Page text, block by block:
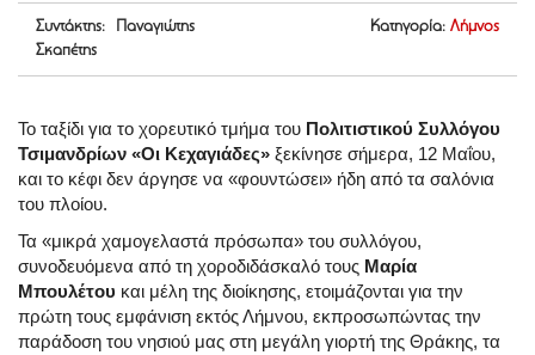
Συντάκτης: Παναγιώτης
Σκαπέτης
Κατηγορία: Λήμνος
Το ταξίδι για το χορευτικό τμήμα του Πολιτιστικού Συλλόγου
Τσιμανδρίων «Οι Κεχαγιάδες» ξεκίνησε σήμερα, 12 Μαΐου,
και το κέφι δεν άργησε να «φουντώσει» ήδη από τα σαλόνια
του πλοίου.
Τα «μικρά χαμογελαστά πρόσωπα» του συλλόγου,
συνοδευόμενα από τη χοροδιδάσκαλό τους Μαρία
Μπουλέτου και μέλη της διοίκησης, ετοιμάζονται για την
πρώτη τους εμφάνιση εκτός Λήμνου, εκπροσωπώντας την
παράδοση του νησιού μας στη μεγάλη γιορτή της Θράκης, τα